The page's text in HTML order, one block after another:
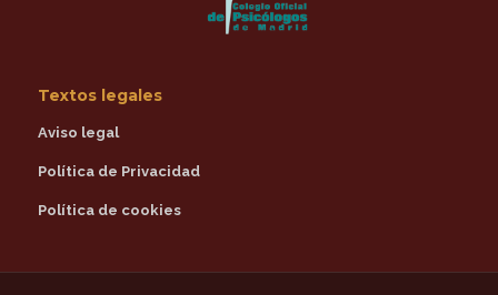
Textos legales
Aviso legal
Política de Privacidad
Política de cookies